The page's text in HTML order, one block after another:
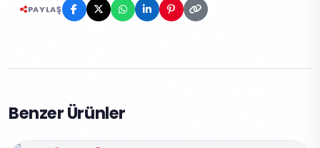
PAYLAŞ
Benzer Ürünler